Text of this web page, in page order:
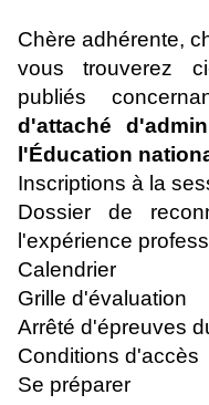
Chère adhérente,
voustrouverez
publiés
d'attaché
l'Éducation
Inscriptions à la
Dossier de
l'expérience
Calendrier
Grille d'évaluation
Arrêté d'épreuves
Conditions d'accès
Se préparer